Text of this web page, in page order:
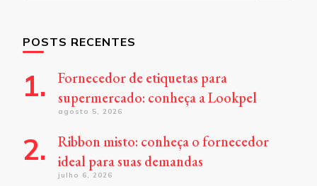
POSTS RECENTES
Fornecedor de etiquetas para
supermercado: conheça a Lookpel
agosto 5, 2026
Ribbon misto: conheça o fornecedor
ideal para suas demandas
julho 6, 2026